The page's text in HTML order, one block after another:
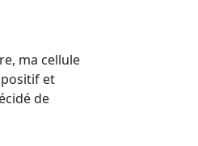
ma cellule
et
de